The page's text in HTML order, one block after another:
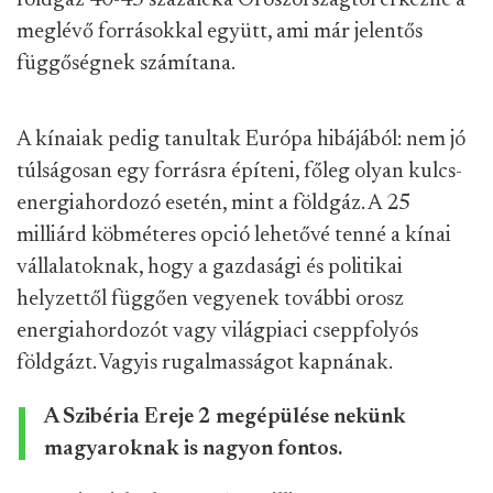
meglévő forrásokkal együtt, ami már jelentős
függőségnek számítana.
A kínaiak pedig tanultak Európa hibájából: nem jó
túlságosan egy forrásra építeni, főleg olyan kulcs-
energiahordozó esetén, mint a földgáz. A 25
milliárd köbméteres opció lehetővé tenné a kínai
vállalatoknak, hogy a gazdasági és politikai
helyzettől függően vegyenek további orosz
energiahordozót vagy világpiaci cseppfolyós
földgázt. Vagyis rugalmasságot kapnának.
A Szibéria Ereje 2 megépülése nekünk
magyaroknak is nagyon fontos.